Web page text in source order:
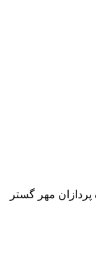
مهر گستر